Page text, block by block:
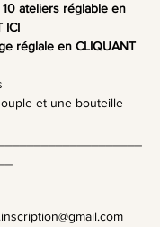
ateliers réglable en
ICI
réglale en CLIQUANT
et une bouteille